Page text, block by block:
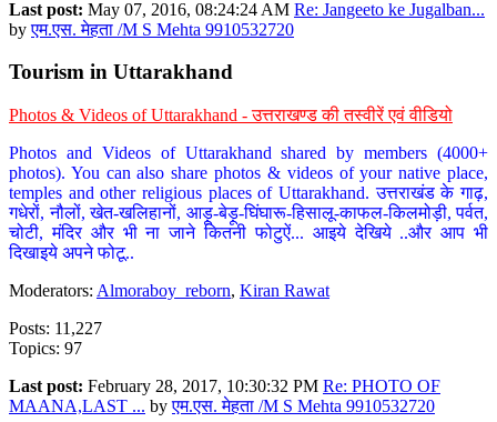
Last post: May 07, 2016, 08:24:24 AM Re: Jangeeto ke Jugalban...
byएम.एस. मेहता /M S Mehta 9910532720
Tourism in Uttarakhand
Photos & Videos of Uttarakhand - उत्तराखण्ड की तस्वीरें एवं वीडियो
Photos and Videos of Uttarakhand shared by members (4000+
photos). You can also share photos & videos of your native place,
temples and other religious places of Uttarakhand. उत्तराखंड के गाढ़,
गधेरों, नौलों, खेत-खलिहानों, आड़ू-बेड़ू-घिंघारू-हिसालू-काफल-किलमोड़ी, पर्वत,
चोटी, मंदिर और भी ना जाने कितनी फोटुऐं... आइये देखिये ..और आप भी
दिखाइये अपने फोटू..
Moderators: Almoraboy_reborn, Kiran Rawat
Posts: 11,227
Topics: 97
Last post: February 28, 2017, 10:30:32 PM Re: PHOTO OF
MAANA,LAST ... byएम.एस. मेहता /M S Mehta 9910532720